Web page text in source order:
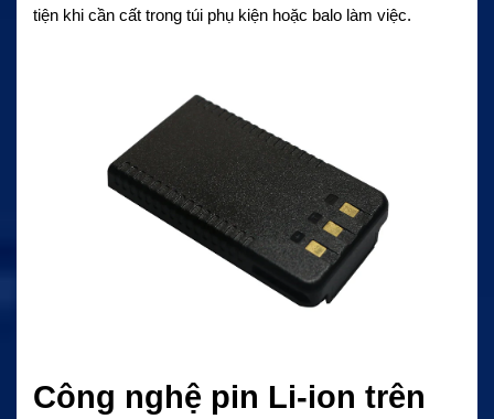
tiện khi cần cất trong túi phụ kiện hoặc balo làm việc.
Công nghệ pin Li-ion trên